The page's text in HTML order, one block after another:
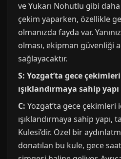
ve Yukarı Nohutlu gibi
çekim yaparken, özellikle
olmanızda fayda var.
olması, ekipman güvenliği
sağlayacaktır.
S: Yozgat’ta gece
ışıklandırmaya sahip
C: Yozgat’ta gece çekimleri
ışıklandırmaya sahip yapı,
Kulesi’dir. Özel bir
donatılan bu kule, gece